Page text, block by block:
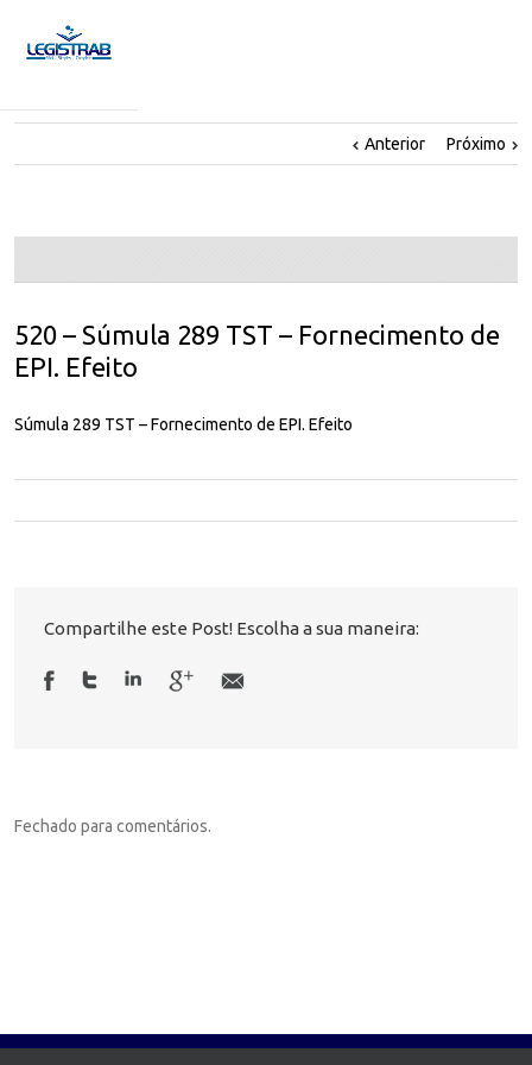
Anterior Próximo
520 – Súmula 289 TST – Fornecimento de
EPI. Efeito
Súmula 289 TST – Fornecimento de EPI. Efeito
Compartilhe este Post! Escolha a sua maneira:
Fechado para comentários.